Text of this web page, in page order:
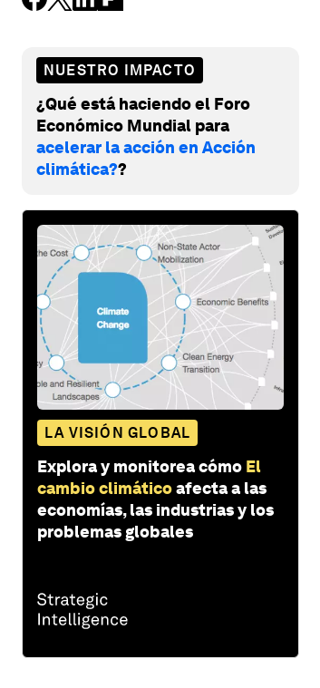
NUESTRO IMPACTO
¿Qué está haciendo el Foro
Económico Mundial para
acelerar la acción en Acción
climática??
LA VISIÓN GLOBAL
Explora y monitorea cómo El
cambio climáticoafecta a las
economías, las industrias y los
problemas globales